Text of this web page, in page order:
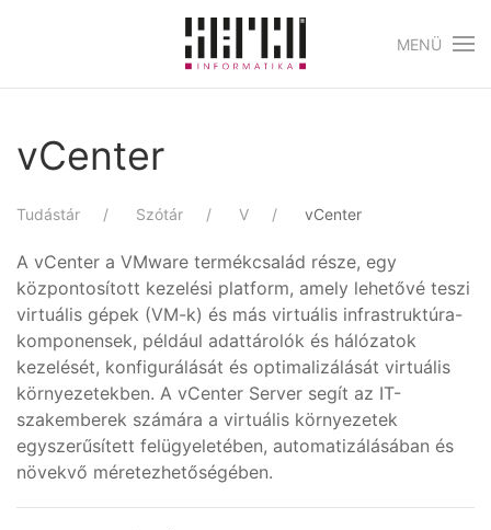
Skip to main content
MENÜ
vCenter
Tudástár Szótár V vCenter
A vCenter a VMware termékcsalád része, egy
központosított kezelési platform, amely lehetővé teszi
virtuális gépek (VM-k) és más virtuális infrastruktúra-
komponensek, például adattárolók és hálózatok
kezelését, konfigurálását és optimalizálását virtuális
környezetekben. A vCenter Server segít az IT-
szakemberek számára a virtuális környezetek
egyszerűsített felügyeletében, automatizálásában és
növekvő méretezhetőségében.